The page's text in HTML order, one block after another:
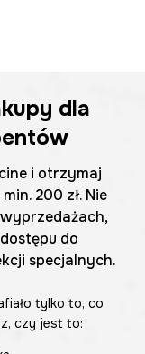
dla
i otrzymaj
200 zł. Nie
do
specjalnych.
tylko to, co
czy jest to: